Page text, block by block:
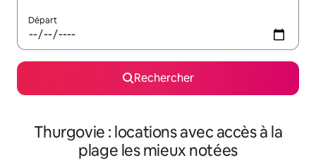
Départ
Rechercher
Thurgovie : locations avec accès à la
plage les mieux notées